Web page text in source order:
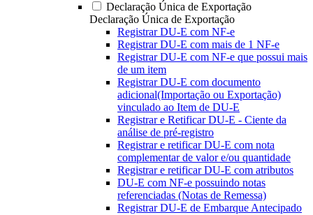
Declaração Única de Exportação
Declaração Única de Exportação
Registrar DU-E com NF-e
Registrar DU-E com mais de 1 NF-e
Registrar DU-E com NF-e que possui mais
de um item
Registrar DU-E com documento
adicional(Importação ou Exportação)
vinculado ao Item de DU-E
Registrar e Retificar DU-E - Ciente da
análise de pré-registro
Registrar e retificar DU-E com nota
complementar de valor e/ou quantidade
Registrar e retificar DU-E com atributos
DU-E com NF-e possuindo notas
referenciadas (Notas de Remessa)
Registrar DU-E de Embarque Antecipado